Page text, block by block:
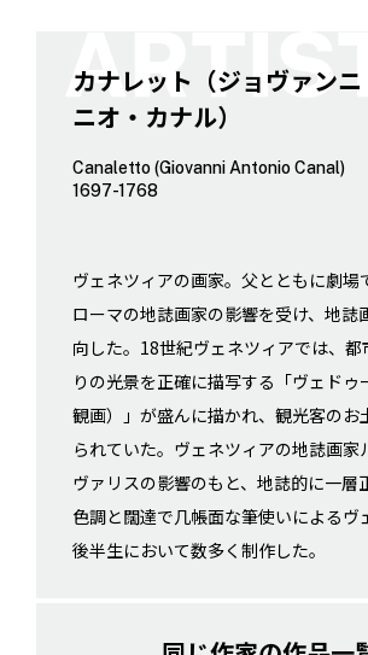
カナレット（ジョヴァンニ
ニオ・カナル）
Canaletto (Giovanni Antonio Canal)
1697-1768
ヴェネツィアの画家。父とともに劇場
ローマの地誌画家の影響を受け、地誌
向した。18世紀ヴェネツィアでは、
りの光景を正確に描写する「ヴェドゥ
観画）」が盛んに描かれ、観光客のお
られていた。ヴェネツィアの地誌画家
ヴァリスの影響のもと、地誌的に一層
色調と闊達で几帳面な筆使いによるヴ
後半生において数多く制作した。